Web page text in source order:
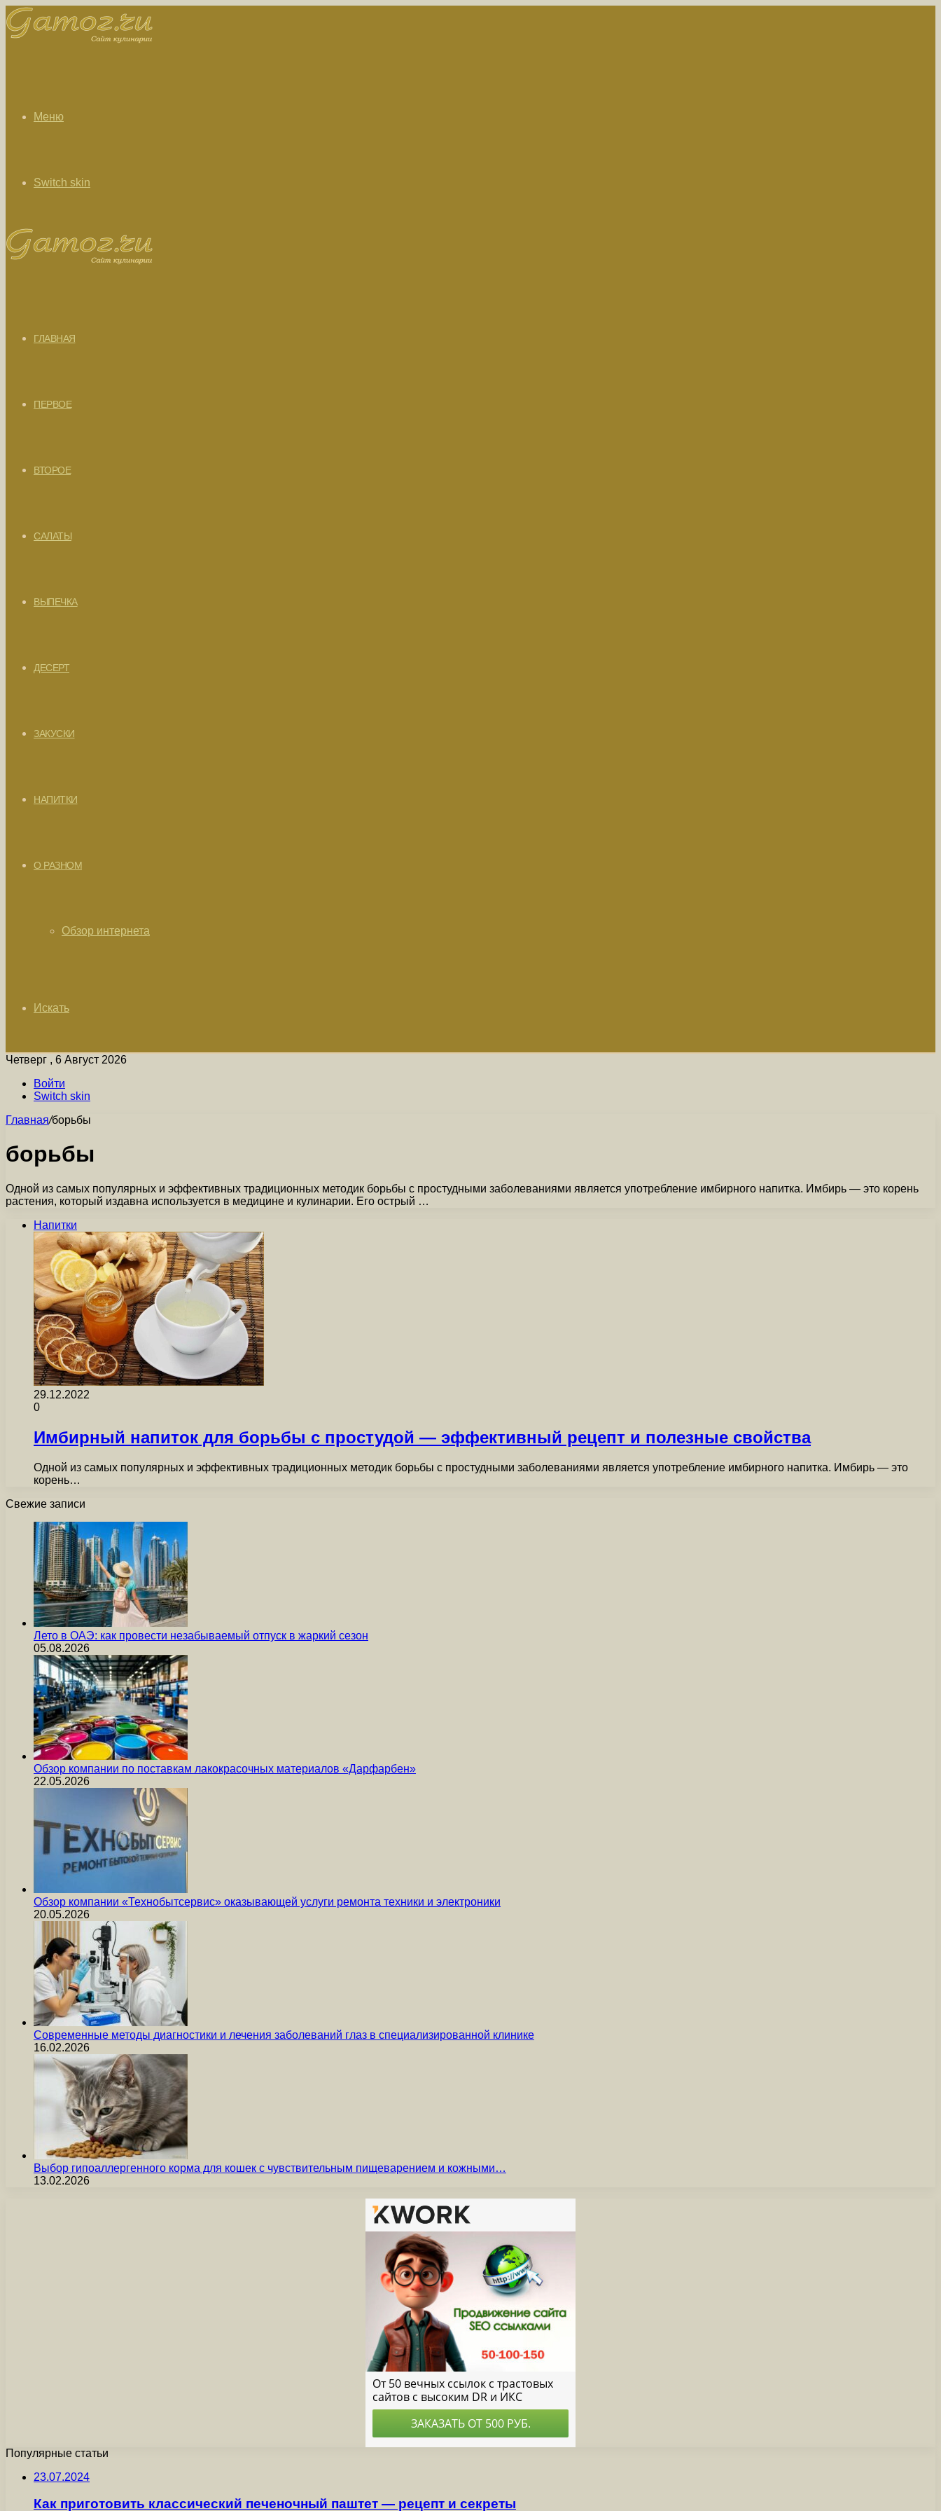
Меню
Switch skin
ГЛАВНАЯ
ПЕРВОЕ
ВТОРОЕ
САЛАТЫ
ВЫПЕЧКА
ДЕСЕРТ
ЗАКУСКИ
НАПИТКИ
О РАЗНОМ
Обзор интернета
Искать
Четверг , 6 Август 2026
Войти
Switch skin
Главная/борьбы
борьбы
Одной из самых популярных и эффективных традиционных методик борьбы с простудными заболеваниями является употребление имбирного напитка. Имбирь — это корень
растения, который издавна используется в медицине и кулинарии. Его острый …
Напитки
29.12.2022
0
Имбирный напиток для борьбы с простудой — эффективный рецепт и полезные свойства
Одной из самых популярных и эффективных традиционных методик борьбы с простудными заболеваниями является употребление имбирного напитка. Имбирь — это
корень…
Свежие записи
Лето в ОАЭ: как провести незабываемый отпуск в жаркий сезон
05.08.2026
Обзор компании по поставкам лакокрасочных материалов «Дарфарбен»
22.05.2026
Обзор компании «Технобытсервис» оказывающей услуги ремонта техники и электроники
20.05.2026
Современные методы диагностики и лечения заболеваний глаз в специализированной клинике
16.02.2026
Выбор гипоаллергенного корма для кошек с чувствительным пищеварением и кожными…
13.02.2026
Популярные статьи
23.07.2024
Как приготовить классический печеночный паштет — рецепт и секреты